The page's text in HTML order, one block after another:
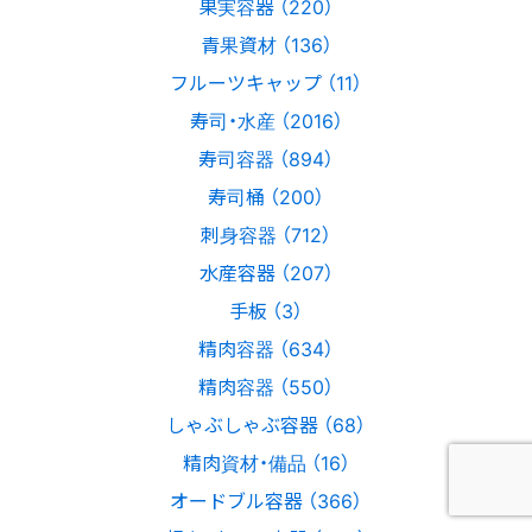
果実容器 （220）
青果資材 （136）
フルーツキャップ （11）
寿司・水産 （2016）
寿司容器 （894）
寿司桶 （200）
刺身容器 （712）
水産容器 （207）
手板 （3）
精肉容器 （634）
精肉容器 （550）
しゃぶしゃぶ容器 （68）
精肉資材・備品 （16）
オードブル容器 （366）